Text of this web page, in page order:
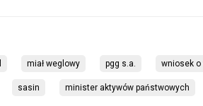
miał weglowy pgg s.a. wniosek o
sasin minister aktywów państwowych